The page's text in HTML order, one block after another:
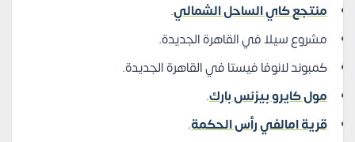
منتجع كاي الساحل الشمالي.
مشروع سيلا في القاهرة الجديدة.
كمبوند لانوفا فيستا في القاهرة الجديدة.
مول كايرو بيزنس بارك.
قرية امالفي رأس الحكمة.